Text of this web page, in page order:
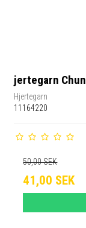
jertegarn
Hjertegarn
11164220
50,00 SEK
41,00 SEK